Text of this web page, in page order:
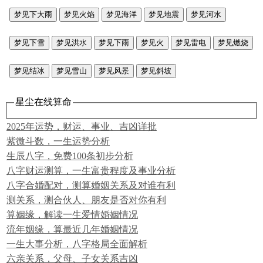
梦见下大雨 梦见火焰 梦见海洋 梦见地震 梦见河水
梦见下雪 梦见洪水 梦见下雨 梦见火 梦见雷电 梦见燃烧
梦见结冰 梦见雪山 梦见风景 梦见斜坡
星尘在线算命
2025年运势，财运、事业、吉凶详批
紫微斗数，一生运势分析
生辰八字，免费100条初步分析
八字财运测算，一生富贵程度及事业分析
八字合婚配对，测算婚姻关系及对谁有利
测关系，测合伙人、朋友是否对你有利
算姻缘，解读一生爱情婚姻情况
流年姻缘，算最近几年婚姻情况
一生大事分析，八字格局全面解析
六亲关系，父母、子女关系吉凶